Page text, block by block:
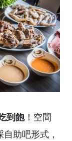
到飽！空間
助吧形式，